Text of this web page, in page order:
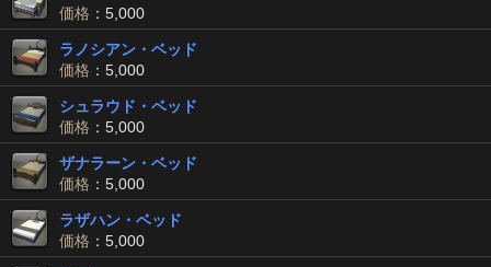
価格 ：5,000
ラノシアン・ベッド
価格 ：5,000
シュラウド・ベッド
価格 ：5,000
ザナラーン・ベッド
価格 ：5,000
ラザハン・ベッド
価格 ：5,000